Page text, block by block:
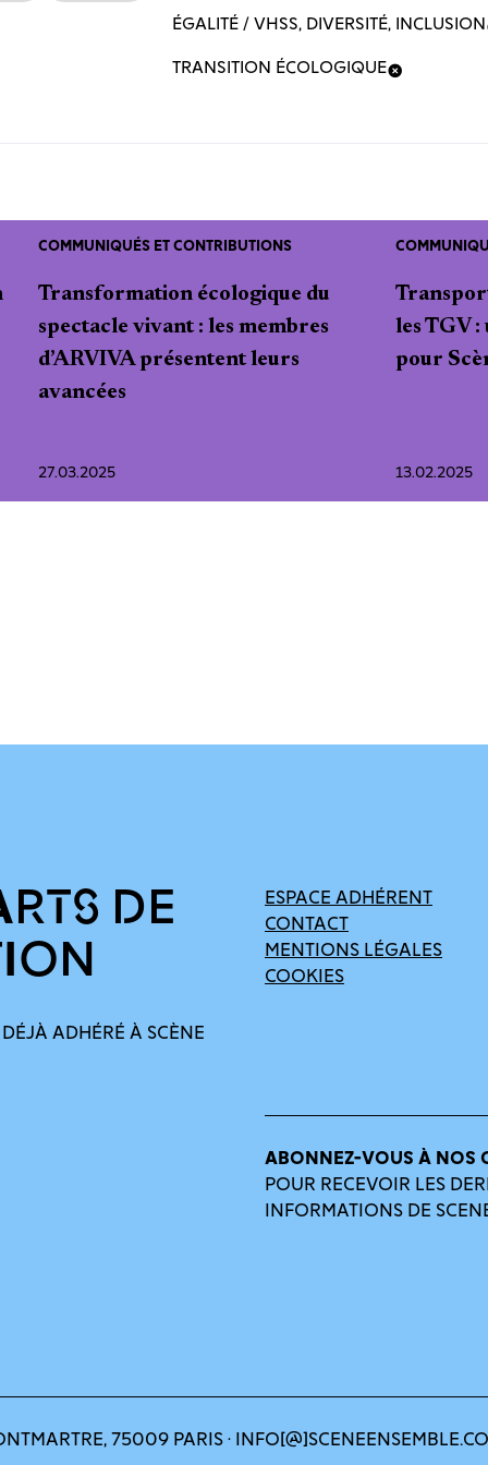
ÉGALITÉ / VHSS, DIVERSITÉ, INCLUSION
TRANSITION ÉCOLOGIQUE
COMMUNIQUÉS ET CONTRIBUTIONS
Transformation écologique du
spectacle vivant : les membres
d’ARVIVA présentent leurs
avancées
27.03.2025
les TGV
pour
13.02.2025
DE
ADHÉRÉ À SCÈNE
ESPACE ADHÉRENT
CONTACT
MENTIONS LÉGALES
COOKIES
ABONNEZ-VOUS À NOS
POUR RECEVOIR LES
INFORMATIONS DE
75009 PARIS ·